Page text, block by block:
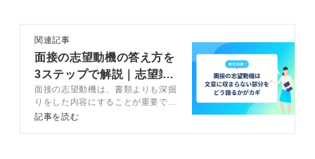
・将来的に担っていきたい役割（ビジョン）
正社員になるということは、派遣では任されなかったよ
うな責任の大きな仕事（コア業務や管理業務）を担うこ
とでもあります。
関連記事
面接の志望動機の答え方を
3ステップで解説｜志望業
界別の例文20選
面接の志望動機は、書類よりも深掘
りをした内容にすることが重要で
す。面接で志望動機を答えるための
記事を読む